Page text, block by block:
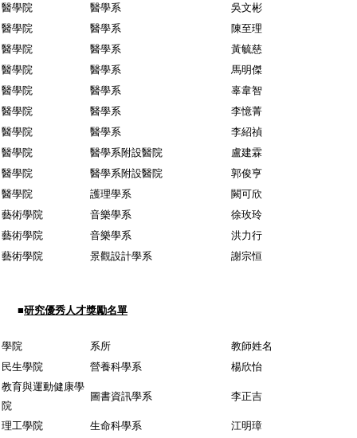
醫學院
醫學系
吳文彬
醫學院
醫學系
陳至理
醫學院
醫學系
黃毓慈
醫學院
醫學系
馬明傑
醫學院
醫學系
辜韋智
醫學院
醫學系
李憶菁
醫學院
醫學系
李紹禎
醫學院
醫學系附設醫院
盧建霖
醫學院
醫學系附設醫院
郭俊亨
醫學院
護理學系
闕可欣
藝術學院
音樂學系
徐玫玲
藝術學院
音樂學系
洪力行
藝術學院
景觀設計學系 謝宗恒
■研究優秀人才獎勵名單
學院 系所
教師姓名
民生學院
營養科學系
楊欣怡
教育與運動健康學
院
圖書資訊學系 李正吉
理工學院 生命科學系
江明璋